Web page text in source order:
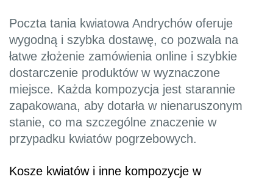
Poczta tania kwiatowa Andrychów oferuje
wygodną i szybka dostawę, co pozwala na
łatwe złożenie zamówienia online i szybkie
dostarczenie produktów w wyznaczone
miejsce. Każda kompozycja jest starannie
zapakowana, aby dotarła w nienaruszonym
stanie, co ma szczególne znaczenie w
przypadku kwiatów pogrzebowych.
Kosze kwiatów i inne kompozycje w